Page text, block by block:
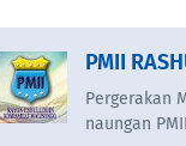
PMII
Pergerakan
naungan